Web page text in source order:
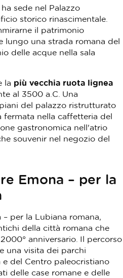
sede nel Palazzo
storico rinascimentale.
il patrimonio
lungo una strada romana del
delle acque nella sala
la più vecchia ruota lignea
al 3500 a.C. Una
del palazzo ristrutturato
nella caffetteria del
gastronomica nell'atrio
souvenir nel negozio del
Emona – per la
per la Lubiana romana,
della città romana che
anniversario. Il percorso
una visita dei parchi
del Centro paleocristiano
delle case romane e delle